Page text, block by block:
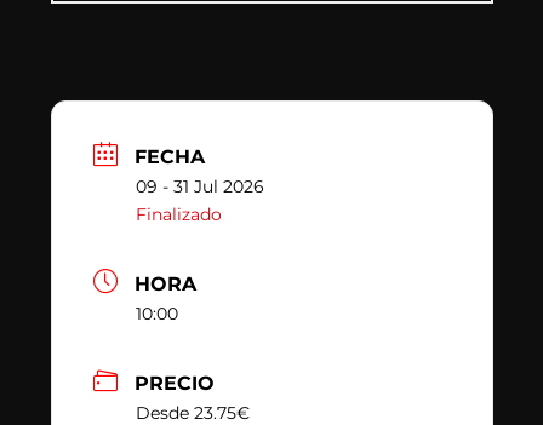
FECHA
09 - 31 Jul 2026
Finalizado
HORA
10:00
PRECIO
Desde 23.75€